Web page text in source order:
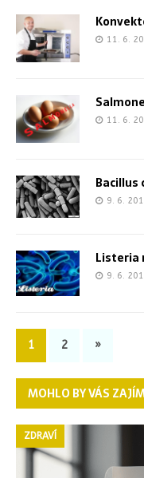
11. 6.
11. 6.
Bacillus
9. 6.
Listeria
9. 6.
1 2 »
MOHLO BY VÁS
ZDRAVÍ